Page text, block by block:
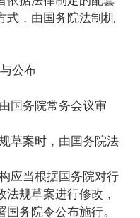
退回起草部门：
本条件尚不成熟的
规定的主要制度存
本条例第十五条、
构应当将行政法
的主要问题发送国
关组织和专家征求